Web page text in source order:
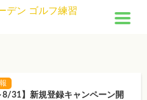
8/31】新規登録キャンペーン開